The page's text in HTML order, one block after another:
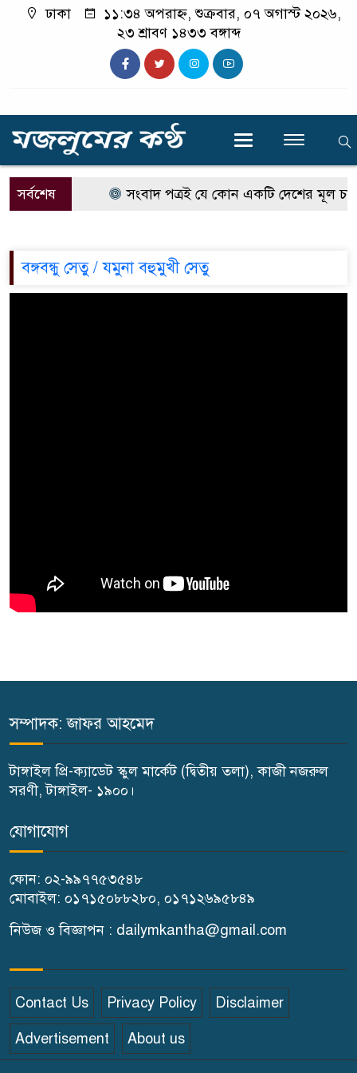
ঢাকা
১১:৩৪ অপরাহ্ন, শুক্রবার, ০৭ অগাস্ট ২০২৬,
২৩ শ্রাবণ ১৪৩৩ বঙ্গাব্দ
সর্বশেষ সংবাদ পত্রই যে কোন একটি দেশের মূল
বঙ্গবন্ধু সেতু / যমুনা বহুমুখী সেতু
সম্পাদক: জাফর আহমেদ
টাঙ্গাইল প্রি-ক্যাডেট স্কুল মার্কেট (দ্বিতীয় তলা), কাজী নজরুল
সরণী, টাঙ্গাইল- ১৯০০।
যোগাযোগ
ফোন: ০২-৯৯৭৭৫৩৫৪৮
মোবাইল: ০১৭১৫০৮৮২৮০, ০১৭১২৬৯৫৮৪৯
নিউজ ও বিজ্ঞাপন : dailymkantha@gmail.com
Contact Us Privacy Policy Disclaimer
Advertisement About us